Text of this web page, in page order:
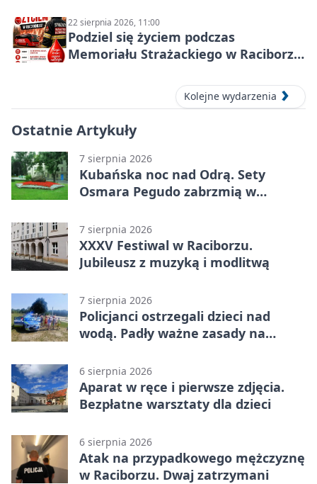
22 sierpnia 2026, 11:00
Podziel się życiem podczas
Memoriału Strażackiego w Raciborzu
Kolejne wydarzenia
Ostatnie Artykuły
7 sierpnia 2026
Kubańska noc nad Odrą. Sety
Osmara Pegudo zabrzmią w
7 sierpnia 2026
XXXV Festiwal w Raciborzu.
Jubileusz z muzyką i modlitwą
7 sierpnia 2026
Policjanci ostrzegali dzieci nad
wodą. Padły ważne zasady na
6 sierpnia 2026
Aparat w ręce i pierwsze zdjęcia.
Bezpłatne warsztaty dla dzieci
6 sierpnia 2026
Atak na przypadkowego mężczyznę
w Raciborzu. Dwaj zatrzymani